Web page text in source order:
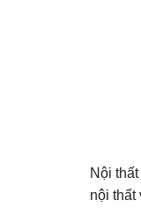
Nội
nội thất